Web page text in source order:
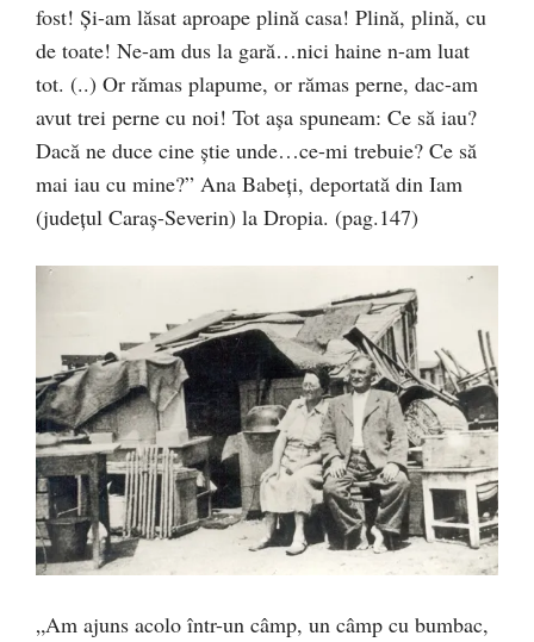
fost! Și-am lăsat aproape plină casa! Plină, plină, cu
de toate! Ne-am dus la gară…nici haine n-am luat
tot. (..) Or rămas plapume, or rămas perne, dac-am
avut trei perne cu noi! Tot așa spuneam: Ce să iau?
Dacă ne duce cine știe unde…ce-mi trebuie? Ce să
mai iau cu mine?” Ana Babeți, deportată din Iam
(județul Caraș-Severin) la Dropia. (pag.147)
„Am ajuns acolo într-un câmp, un câmp cu bumbac,